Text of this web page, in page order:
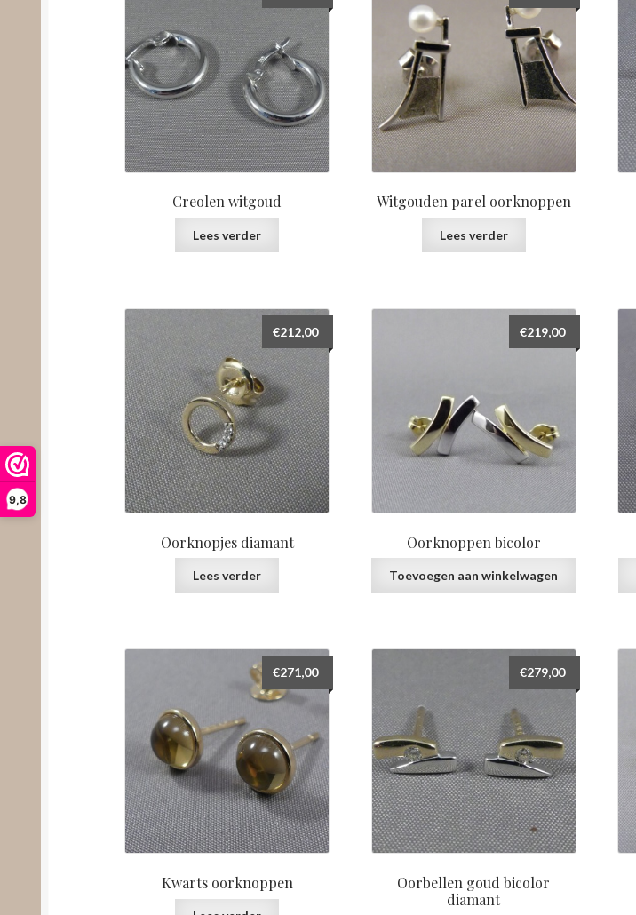
9,8
Creolen witgoud
Lees verder
Witgouden parel oorknoppen
Lees verder
Oorknopjes diamant
€212,00
Lees verder
Oorknoppen bicolor
€219,00
Toevoegen aan winkelwagen
Kwarts oorknoppen
€271,00
Oorbellen goud bicolor
diamant
€279,00